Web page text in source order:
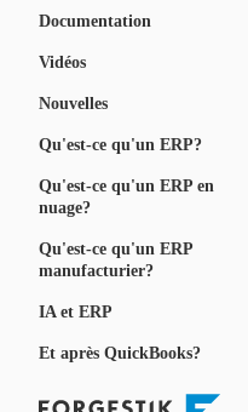
Documentation
Vidéos
Nouvelles
Qu'est-ce qu'un ERP?
Qu'est-ce qu'un ERP en
nuage?
Qu'est-ce qu'un ERP
manufacturier?
IA et ERP
Et après QuickBooks?